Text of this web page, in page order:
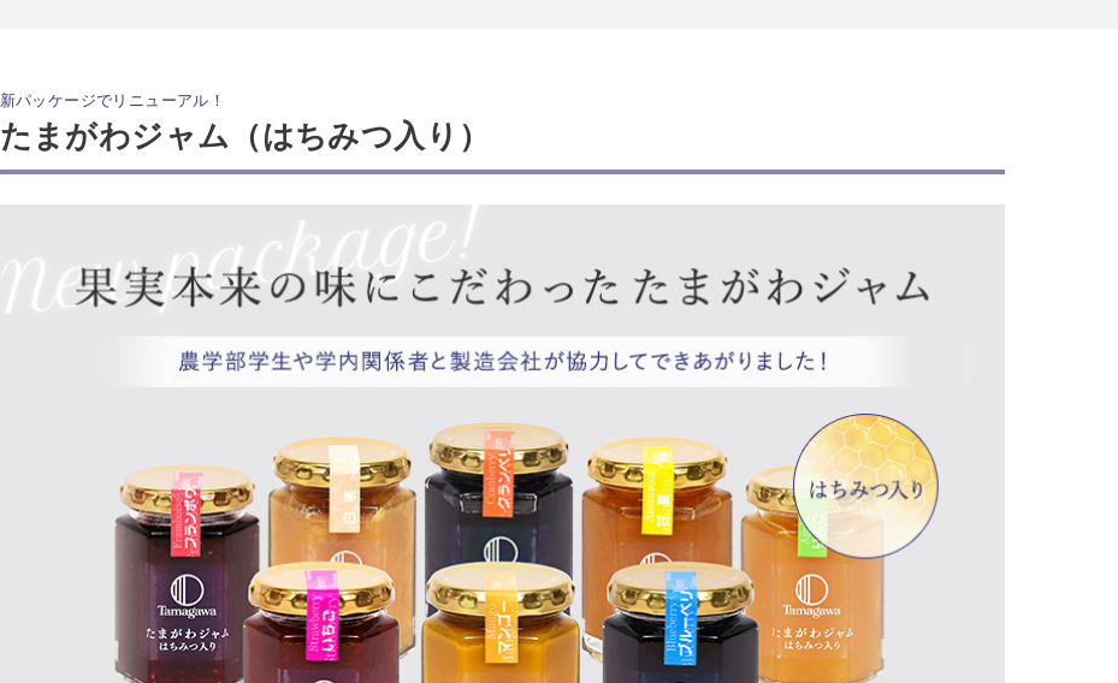
新パッケージでリニューアル！
たまがわジャム（はちみつ入り）